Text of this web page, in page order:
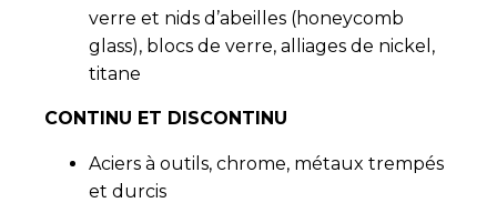
verre et nids d’abeilles (honeycomb
glass), blocs de verre, alliages de nickel,
titane
CONTINU ET DISCONTINU
Aciers à outils, chrome, métaux trempés
et durcis